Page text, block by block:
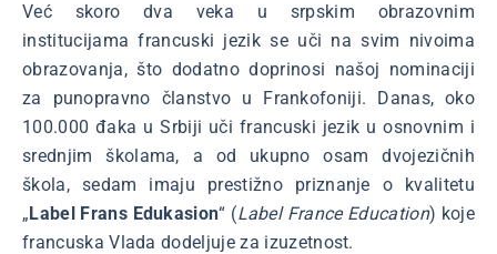
Već skoro dva veka u srpskim obrazovnim
institucijama francuski jezik se uči na svim nivoima
obrazovanja, što dodatno doprinosi našoj nominaciji
za punopravno članstvo u Frankofoniji. Danas, oko
100.000 đaka u Srbiji uči francuski jezik u osnovnim i
srednjim školama, a od ukupno osam dvojezičnih
škola, sedam imaju prestižno priznanje o kvalitetu
„Label Frans Edukasion“ (Label France Education) koje
francuska Vlada dodeljuje za izuzetnost.